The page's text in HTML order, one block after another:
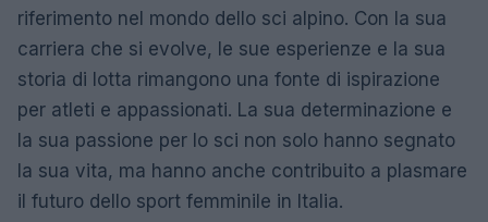
riferimento nel mondo dello sci alpino. Con la sua
carriera che si evolve, le sue esperienze e la sua
storia di lotta rimangono una fonte di ispirazione
per atleti e appassionati. La sua determinazione e
la sua passione per lo sci non solo hanno segnato
la sua vita, ma hanno anche contribuito a plasmare
il futuro dello sport femminile in Italia.